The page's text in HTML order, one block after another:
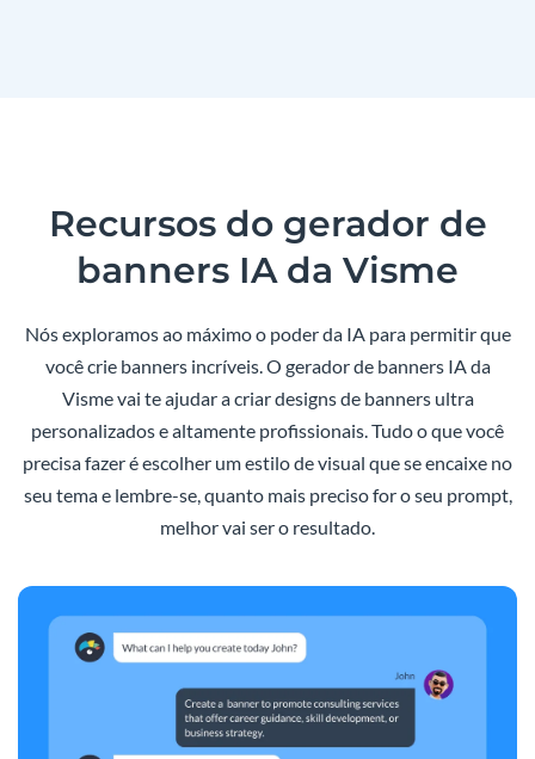
Recursos do gerador de
banners IA da Visme
Nós exploramos ao máximo o poder da IA para permitir que
você crie banners incríveis. O gerador de banners IA da
Visme vai te ajudar a criar designs de banners ultra
personalizados e altamente profissionais. Tudo o que você
precisa fazer é escolher um estilo de visual que se encaixe no
seu tema e lembre-se, quanto mais preciso for o seu prompt,
melhor vai ser o resultado.